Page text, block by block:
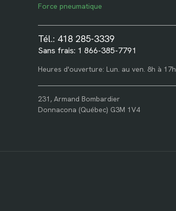
Force pneumatique
Tél.: 418 285-3339
Sans frais: 1 866-385-7791
Heures d'ouverture: Lun. au ven. 8h à 17h
231, Armand Bombardier
Donnacona (Québec) G3M 1V4